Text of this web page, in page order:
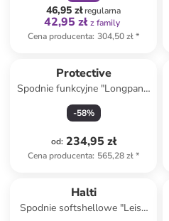
46,95 złregularna
42,95 zł z family
Cena producenta: 304,50 zł*
Protective
Spodnie funkcyjne "Longpant"
w kolorze czarnym
-58%
od: 234,95 zł
Cena producenta: 565,28 zł*
Halti
Spodnie softshellowe "Leisti